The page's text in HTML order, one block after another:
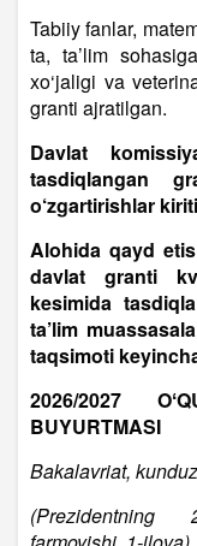
Tabiiy fanlar,
ta, ta’lim
xo‘jaligi va
granti ajratilgan.
Davlat
tasdiqlangan
o‘zgartirishlar
Alohida qayd
davlat granti
kesimida
ta’lim
taqsimoti
2026/2027
BUYURTMASI
Bakalavriat,
(Prezidentning